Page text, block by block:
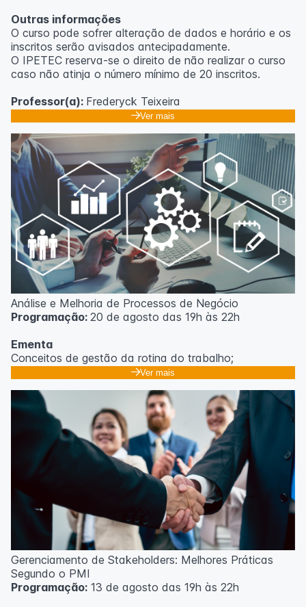
Outras informações
O curso pode sofrer alteração de dados e horário e os
inscritos serão avisados ​​antecipadamente.
O IPETEC reserva-se o direito de não realizar o curso
caso não atinja o número mínimo de 20 inscritos.
Professor(a): Frederyck Teixeira
Ver mais
Análise e Melhoria de Processos de Negócio
Programação: 20 de agosto das 19h às 22h
Ementa
Conceitos de gestão da rotina do trabalho;
Promoção de mudanças através do 5S;
resultados;
Método PDCA de gestão;
Técnicas de padronização do trabalho.
Metodologia
100% da carga horária do curso são realizadas com
aulas ao vivo.
As aulas podem ser assistidas por computador, celular
Outras informações
O curso pode sofrer alteração de dados e horário e os
inscritos serão avisados ​​antecipadamente.
O IPETEC reserva-se o direito de não realizar o curso
Ver mais
Gerenciamento de Stakeholders: Melhores Práticas
Segundo o PMI
Programação: 13 de agosto das 19h às 22h